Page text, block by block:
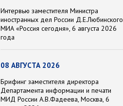
Интервью заместителя Министра
иностранных дел России Д.Е.Любинского
МИА «Россия сегодня», 6 августа 2026
года
08 АВГУСТА 2026
Брифинг заместителя директора
Департамента информации и печати
МИД России А.В.Фадеева, Москва, 6